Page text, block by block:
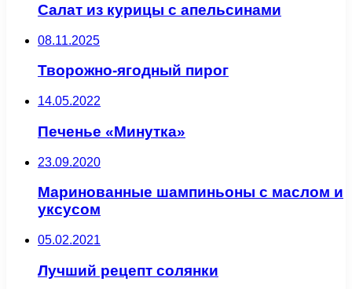
Салат из курицы с апельсинами
08.11.2025
Творожно-ягодный пирог
14.05.2022
Печенье «Минутка»
23.09.2020
Маринованные шампиньоны с маслом и
уксусом
05.02.2021
Лучший рецепт солянки